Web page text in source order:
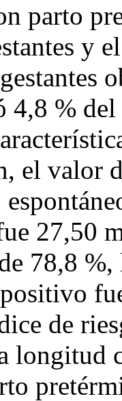
parto
y
4,8 %
el valor
27,50
78,8
de
longitud